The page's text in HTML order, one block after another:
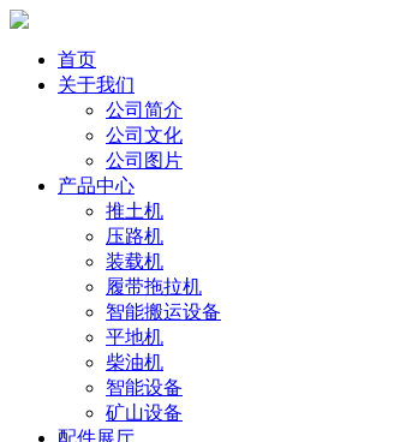
首页
关于我们
公司简介
公司文化
公司图片
产品中心
推土机
压路机
装载机
履带拖拉机
智能搬运设备
平地机
柴油机
智能设备
矿山设备
配件展厅